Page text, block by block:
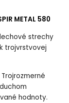
METAL 580
strechy
trojvrstvovej
Trojrozmerné
hodnoty.